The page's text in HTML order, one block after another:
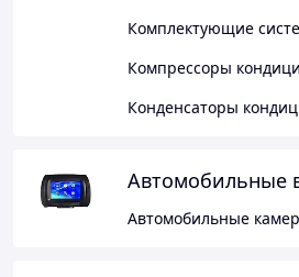
Комплектующие
Компрессоры
Конденсаторы
Автомобильные
Автомобильные